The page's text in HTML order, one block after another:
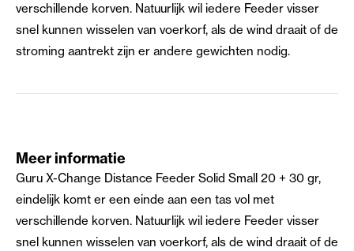
verschillende korven. Natuurlijk wil iedere Feeder visser
snel kunnen wisselen van voerkorf, als de wind draait of de
stroming aantrekt zijn er andere gewichten nodig.
Meer informatie
Guru X-Change Distance Feeder Solid Small 20 + 30 gr,
eindelijk komt er een einde aan een tas vol met
verschillende korven. Natuurlijk wil iedere Feeder visser
snel kunnen wisselen van voerkorf, als de wind draait of de